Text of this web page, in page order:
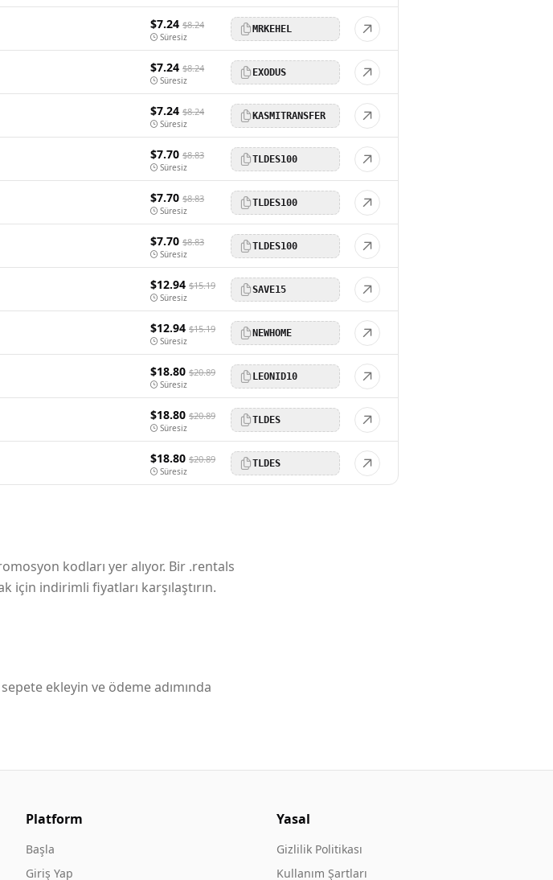
$7.24 $8.24
Süresiz
MRKEHEL
$7.24 $8.24
Süresiz
EXODUS
$7.24 $8.24
Süresiz
KASMITRANSFER
$7.70 $8.83
Süresiz
TLDES100
$7.70 $8.83
Süresiz
TLDES100
$7.70 $8.83
Süresiz
TLDES100
$12.94 $15.19
Süresiz
SAVE15
$12.94 $15.19
Süresiz
NEWHOME
$18.80 $20.89
Süresiz
LEONID10
$18.80 $20.89
Süresiz
TLDES
$18.80 $20.89
Süresiz
TLDES
kodları yer alıyor. Bir .rentals
indirimli fiyatları karşılaştırın.
ekleyin ve ödeme adımında
Platform
Başla
Giriş Yap
Yasal
Gizlilik Politikası
Kullanım Şartları